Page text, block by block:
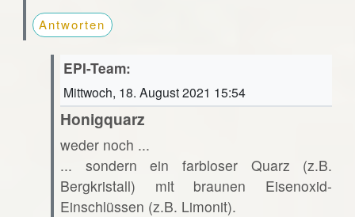
Antworten
EPI-Team:
Mittwoch, 18. August 2021 15:54
Honigquarz
weder noch ...
... sondern ein farbloser Quarz (z.B.
Bergkristall) mit braunen Eisenoxid-
Einschlüssen (z.B. Limonit).